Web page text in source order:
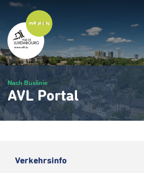
Zum
Hauptinhalt
gehen
Nach Buslinie
AVL Portal
Verkehrsinfo